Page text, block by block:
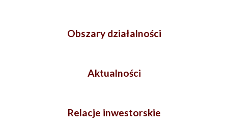
Obszary działalności
Aktualności
Relacje inwestorskie